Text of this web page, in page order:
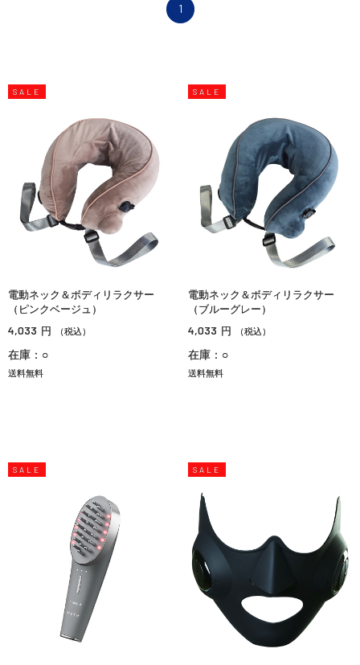
1
SALE
電動ネック＆ボディリラクサー
（ピンクベージュ）
4,033 円 （税込）
在庫：○
送料無料
SALE
電動ネック＆ボディリラクサー
（ブルーグレー）
4,033 円 （税込）
在庫：○
送料無料
SALE SALE